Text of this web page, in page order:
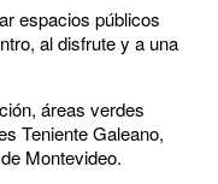
espacios públicos
al disfrute y a una
áreas verdes
Teniente Galeano,
Montevideo.